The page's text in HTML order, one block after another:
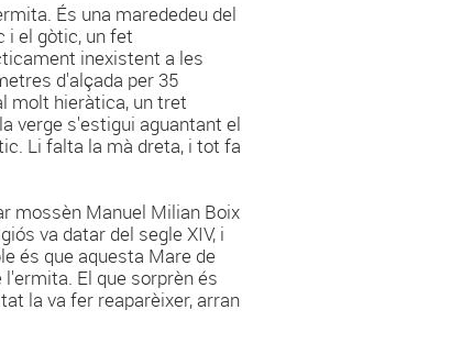
És una marededeu del
i el gòtic, un fet
inexistent a les
d'alçada per 35
molt hieràtica, un tret
verge s'estigui aguantant el
Li falta la mà dreta, i tot fa
mossèn Manuel Milian Boix
va datar del segle XIV, i
és que aquesta Mare de
El que sorprèn és
la va fer reaparèixer, arran